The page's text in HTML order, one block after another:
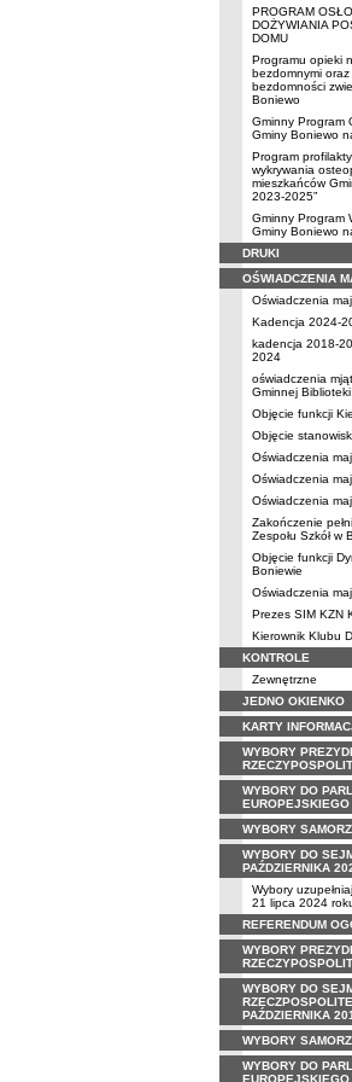
PROGRAM
DOŻYWIANIA
DOMU
Programu opieki
bezdomnymi
bezdomności
Boniewo
Gminny Program
Gminy Boniewo
Program
wykrywania
mieszkańców
2023-2025”
Gminny Program
Gminy Boniewo
DRUKI
OŚWIADCZENIA
Oświadczenia
Kadencja 2024-
kadencja 2018-
2024
oświadczenia
Gminnej
Objęcie funkcji
Objęcie
Oświadczenia
Oświadczenia
Oświadczenia
Zakończenie
Zespołu Szkół w
Objęcie funkcji
Boniewie
Oświadczenia
Prezes SIM KZN
Kierownik Klubu
KONTROLE
Zewnętrzne
JEDNO OKIENKO
KARTY
WYBORY
WYBORY DO
WYBORY
WYBORY DO
PAŹDZIERNIKA
Wybory
21 lipca 2024
REFERENDUM
WYBORY
WYBORY DO
PAŹDZIERNIKA
WYBORY
WYBORY DO